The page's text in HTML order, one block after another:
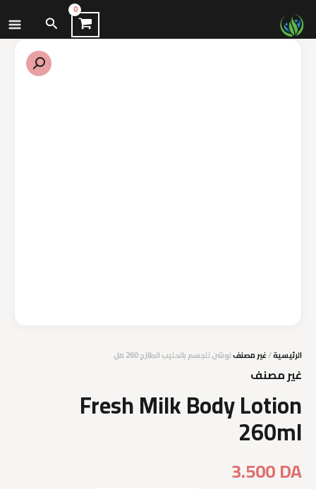
انتقل
إلى
المحتوى
البحث
الرئيسية/غير مصنفلوشن للجسم بالحليب الطازج 260 مل
غير مصنف
Fresh Milk Body Lotion
260ml
3.500DA